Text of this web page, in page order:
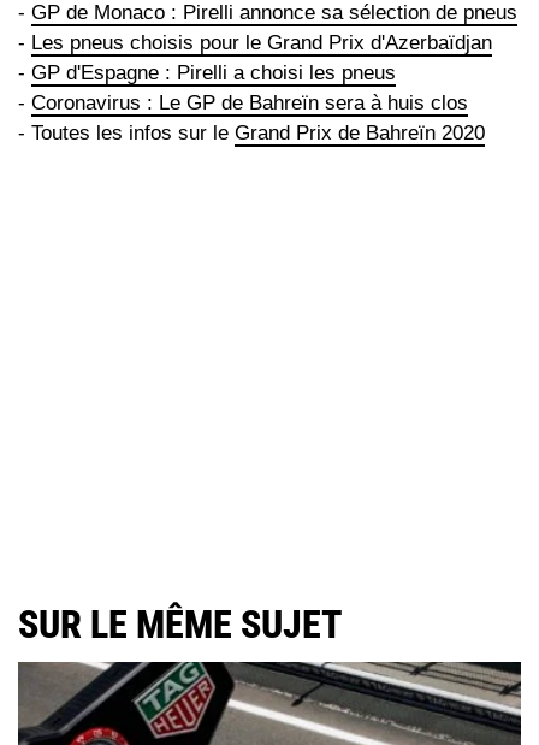
- GP de Monaco : Pirelli annonce sa sélection de pneus
- Les pneus choisis pour le Grand Prix d'Azerbaïdjan
- GP d'Espagne : Pirelli a choisi les pneus
- Coronavirus : Le GP de Bahreïn sera à huis clos
- Toutes les infos sur le Grand Prix de Bahreïn 2020
SUR LE MÊME SUJET